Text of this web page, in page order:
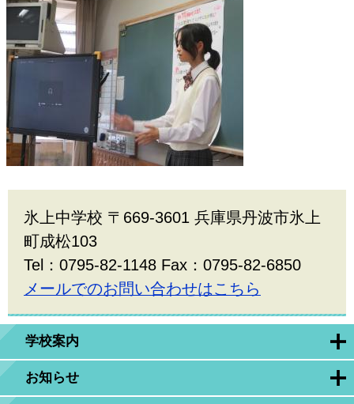
学校案内
お知らせ
氷上中学校 〒669-3601 兵庫県丹波市氷上
町成松103
Tel：0795-82-1148 Fax：0795-82-6850
メールでのお問い合わせはこちら